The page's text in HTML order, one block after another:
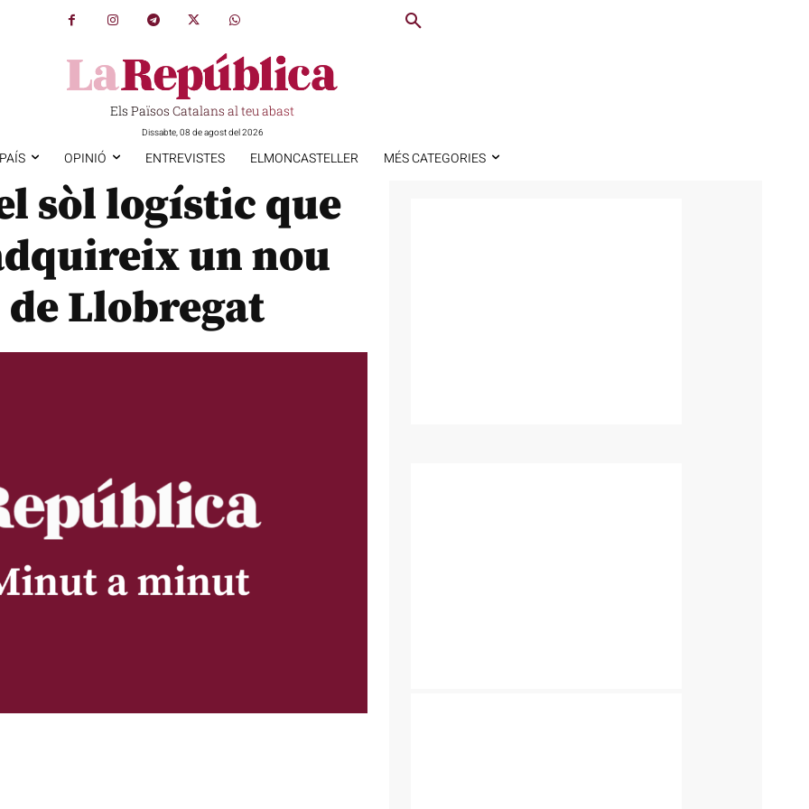
Els Països Catalans al teu abast
Dissabte, 08 de agost del 2026
OPINIÓ ENTREVISTES ELMONCASTELLER MÉS CATEGORIES
sòl logístic que
un nou
Llobregat